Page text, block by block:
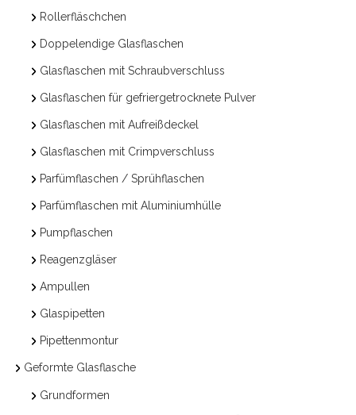
Rollerfläschchen
Doppelendige Glasflaschen
Glasflaschen mit Schraubverschluss
Glasflaschen für gefriergetrocknete Pulver
Glasflaschen mit Aufreißdeckel
Glasflaschen mit Crimpverschluss
Parfümflaschen / Sprühflaschen
Parfümflaschen mit Aluminiumhülle
Pumpflaschen
Reagenzgläser
Ampullen
Glaspipetten
Pipettenmontur
Geformte Glasflasche
Grundformen